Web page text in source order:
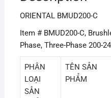
ORIENTAL BMUD200-C
Item # BMUD200-C,
Phase, Three-Phase 200-
PHÂN
LOẠI
SẢN
TÊN SẢN
PHẨM